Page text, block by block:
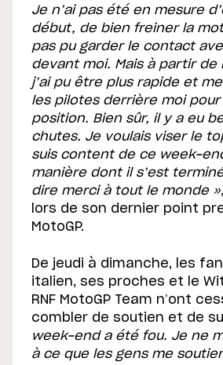
Je n’ai pas été en mesure
début, de bien freiner la
pas pu garder le contact
devant moi. Mais à partir de
j’ai pu être plus rapide et
les pilotes derrière moi pour
position. Bien sûr, il y a eu
chutes. Je voulais viser le
suis content de ce week-
manière dont il s’est
dire merci à tout le monde »
lors de son dernier point
MotoGP.
De jeudi à dimanche, les
italien, ses proches et le
RNF MotoGP Team n’ont
combler de soutien et de
week-end a été fou. Je ne
à ce que les gens me